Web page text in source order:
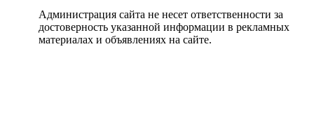
Администрация сайта не несет ответственности за
достоверность указанной информации в рекламных
материалах и объявлениях на сайте.